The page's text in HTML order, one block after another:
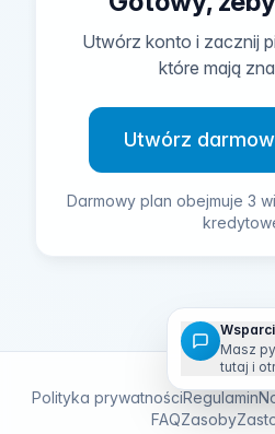
Utwórz konto i zacznij
które mają
Utwórz
Darmowy plan obejmuje 3
Polityka prywatnościRegulamin
FAQZasoby
Masz
tutaj i